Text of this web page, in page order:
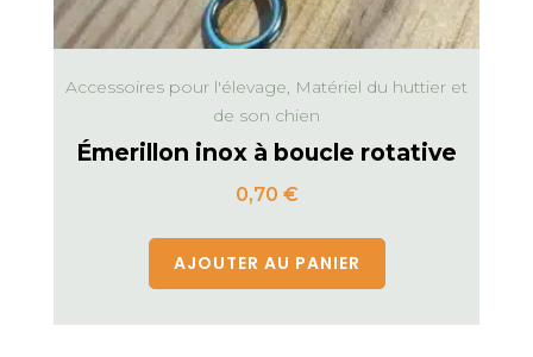
Accessoires pour l'élevage, Matériel du huttier et
de son chien
Émerillon inox à boucle rotative
0,70 €
AJOUTER AU PANIER